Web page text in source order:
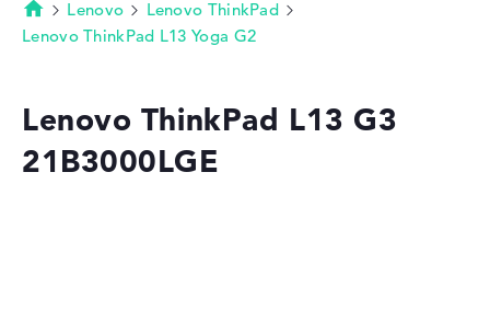
Technik & Wissen
Merkzettel
Startseite
Lenovo
Lenovo ThinkPad
Lenovo ThinkPad L13 Yoga G2
Lenovo ThinkPad L13 G3
21B3000LGE